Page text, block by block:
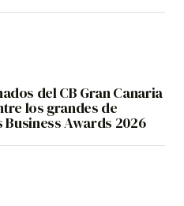
del CB Gran Canaria
los grandes de
Awards 2026